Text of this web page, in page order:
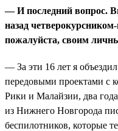
— И последний вопрос.
назад
пожалуйста, своим
— За эти 16 лет я
передовыми проектами с
Рики и Малайзии, два
из Нижнего Новгорода
беспилотников, которые